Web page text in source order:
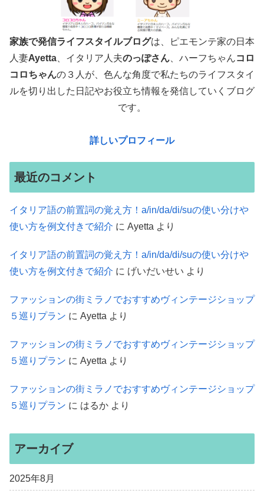
家族で発信ライフスタイルブログは、ピエモンテ家の日本
人妻Ayetta 、イタリア人夫のっぽさん 、ハーフちゃんコロ
コロちゃんの３人が、色んな角度で私たちのライフスタイ
ルを切り出した日記やお役立ち情報を発信していくブログ
です。
詳しいプロフィール
最近のコメント
イタリア語の前置詞の覚え方！a/in/da/di/suの使い分けや
使い方を例文付きで紹介 に Ayetta より
イタリア語の前置詞の覚え方！a/in/da/di/suの使い分けや
使い方を例文付きで紹介 に げいだいせい より
ファッションの街ミラノでおすすめヴィンテージショップ
５巡りプラン に Ayetta より
ファッションの街ミラノでおすすめヴィンテージショップ
５巡りプラン に Ayetta より
ファッションの街ミラノでおすすめヴィンテージショップ
５巡りプラン に はるか より
アーカイブ
2025年8月